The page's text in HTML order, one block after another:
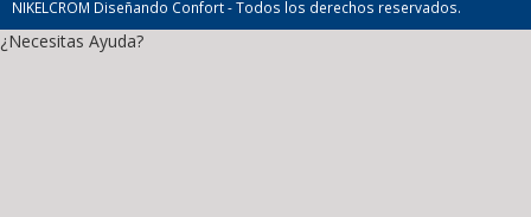
NIKELCROM Diseñando Confort - Todos los derechos reservados.
¿Necesitas Ayuda?